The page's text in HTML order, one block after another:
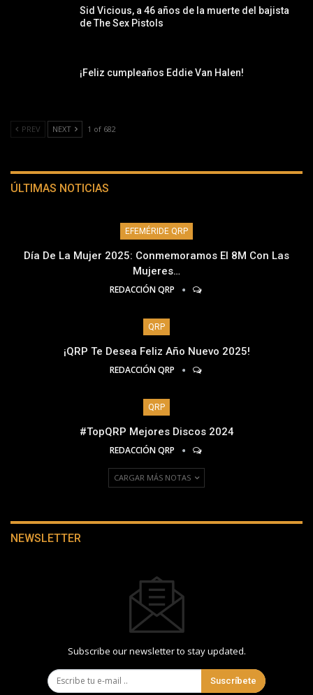
Sid Vicious, a 46 años de la muerte del bajista
de The Sex Pistols
¡Feliz cumpleaños Eddie Van Halen!
PREV NEXT 1 of 682
ÚLTIMAS NOTICIAS
EFEMÉRIDE QRP
Día De La Mujer 2025: Conmemoramos El 8M Con Las
Mujeres…
REDACCIÓN QRP
QRP
¡QRP Te Desea Feliz Año Nuevo 2025!
REDACCIÓN QRP
QRP
#TopQRP Mejores Discos 2024
REDACCIÓN QRP
CARGAR MÁS NOTAS
NEWSLETTER
Subscribe our newsletter to stay updated.
Suscríbete